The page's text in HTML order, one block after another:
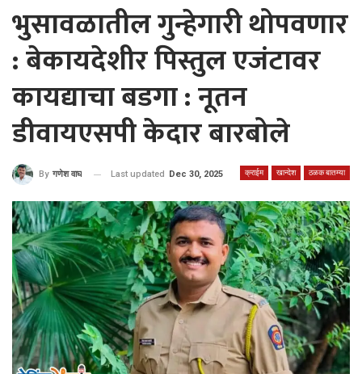
भुसावळातील गुन्हेगारी थोपवणार
: बेकायदेशीर पिस्तुल एजंटावर
कायद्याचा बडगा : नूतन
डीवायएसपी केदार बारबोले
क्राईम खान्देश ठळक बातम्या
By गणेश वाघ Last updated Dec 30, 2025